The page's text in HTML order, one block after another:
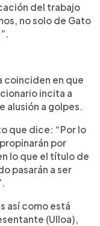
del trabajo
no solo de Gato
coinciden en que
incita a
alusión a golpes.
que dice: “Por lo
por
lo que el título de
pasarán a ser
así como está
(Ulloa),